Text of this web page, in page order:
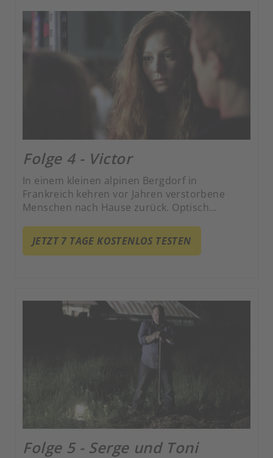
Folge 4 - Victor
In einem kleinen alpinen Bergdorf in
Frankreich kehren vor Jahren verstorbene
Menschen nach Hause zurück. Optisch
Tod fordern die Rückkehrer ihren Platz in der
Welt der Lebenden ein.
JETZT 7 TAGE KOSTENLOS TESTEN
Folge 5 - Serge und Toni